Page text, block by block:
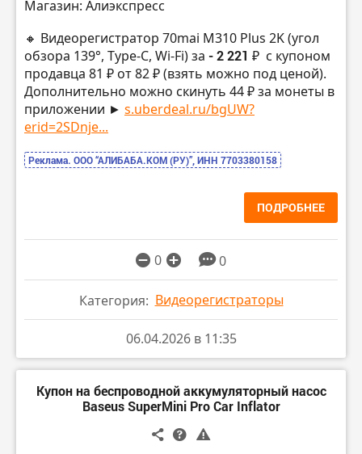
Магазин: Алиэкспресс
🔸 Видеорегистратор 70mai M310 Plus 2K (угол
обзора 139°, Type-C, Wi-Fi) за - 2 221 ₽ с купоном
продавца 81 ₽ от 82 ₽ (взять можно под ценой).
Дополнительно можно скинуть 44 ₽ за монеты в
приложении ► s.uberdeal.ru/bgUW?
erid=2SDnje...
Реклама. ООО “АЛИБАБА.КОМ (РУ)”, ИНН 7703380158
ПОДРОБНЕЕ
0 0
Категория: Видеорегистраторы
06.04.2026 в 11:35
Купон на беспроводной аккумуляторный насос
Baseus SuperMini Pro Car Inflator